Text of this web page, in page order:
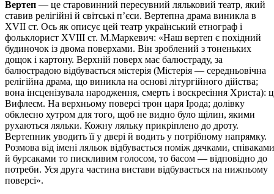
Вертеп — це старовинний пересувний ляльковий театр, який
ставив релігійні й світські п’єси. Вертепна драма виникла в
ХVІІ ст. Ось як описує цей театр український етнограф і
фольклорист ХVІІІ ст. М.Маркевич: «Наш вертеп є похідний
будиночок із двома поверхами. Він зроблений з тоненьких
дощок і картону. Верхній поверх має балюстраду, за
балюстрадою відбувається містерія (Містерія — середньовічна
релігійна драма, що виникла на основі літургійного дійства;
вона інсценізувала народження, смерть і воскресіння Христа):
Вифлеєм. На верхньому поверсі трон царя Ірода; долівку
обклеєно хутром для того, щоб не видно було щілин, якими
рухаються ляльки. Кожну ляльку прикріплено до дроту.
Вертепник уводить її у двері й водить у потрібному напрямку.
Розмова від імені ляльок відбувається поміж дячками, співаками
й бурсаками то пискливим голосом, то басом — відповідно до
потреби. Уся друга частина вистави відбувається на нижньому
поверсі».